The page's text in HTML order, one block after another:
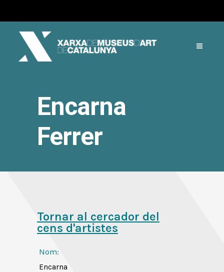
Encarna
Ferrer
Tornar al cercador del
cens d'artistes
Nom:
Encarna